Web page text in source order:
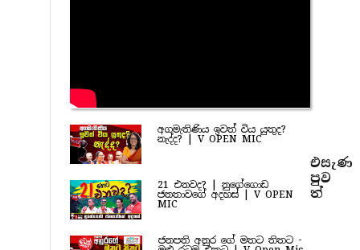
අගමැතිණිය ඉවත් විය යුතුද?
නැද්ද? | V OPEN MIC
21 එනවද? | නුගේගොඩ
ජනතාවගේ අදහස් | V OPEN
MIC
ජනපති අනුර ගේ මතට තිතට -
එසැණ
පුව​
ත්